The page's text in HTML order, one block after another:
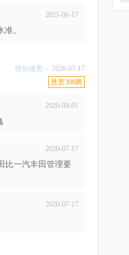
2021-06-17
。
後知後覺～ 2020-07-17
悬赏300两
2020-09-01
2020-07-17
比一汽丰田管理要
2020-07-17